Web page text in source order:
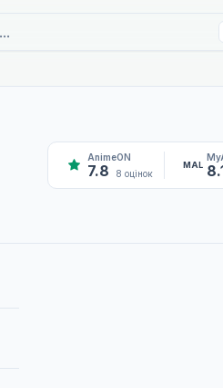
AnimeON
7.8 8 оцінок
MAL